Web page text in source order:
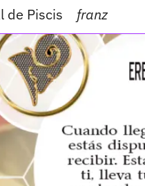
de Piscis franz